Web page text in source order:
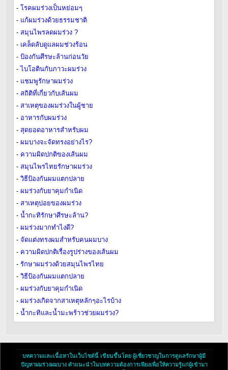
-โรคผมร่วงเป็นหย่อมๆ
- แก้ผมร่วงด้วยธรรมชาติ
-สมุนไพรลดผมร่วง ?
- เคล็ดลับดูแลผมช่วงร้อน
-ป้องกันศีรษะล้านก่อนวัย
-ไบโอตินกับภาวะผมร่วง
- แชมพูรักษาผมร่วง
-สถิติที่เกี่ยวกับเส้นผม
-สาเหตุของผมร่วงในผู้ชาย
- อาหารกับผมร่วง
-สุดยอดอาหารสำหรับผม
-ผมบางจะจัดทรงอย่างไร?
- ความผิดปกติของเส้นผม
-สมุนไพรไทยรักษาผมร่วง
-วิธีป้องกันผมแตกปลาย
-ผมร่วงกับยาคุมกำเนิด
-สาเหตุบ่อยของผมร่วง
-น้ำกะทิรักษาศีรษะล้าน?
-ผมร่วงมากทำไงดี?
-จัดแต่งทรงผมสำหรับคนผมบาง
- ความผิดปกติเรื่องรูปร่างของเส้นผม
-รักษาผมร่วงด้วยสมุนไพรไทย
-วิธีป้องกันผมแตกปลาย
-ผมร่วงกับยาคุมกำเนิด
-ผมร่วงเกิดจากสาเหตุหลักๆอะไรบ้าง
-น้ำกะทิและน้ำมะพร้าวช่วยผมร่วง?
บทความและเนื้อหาในเว็บไซต์นี้ เขียนขึ้นโดย ผู้เชี่ยวชาญในการดูแลรักษาผู้มี
ปัญหาผมร่วงผมบาง คำแนะนำในบทความต้องการเพียงเพื่อให้ความรู้แก่ผู้เข้ามา